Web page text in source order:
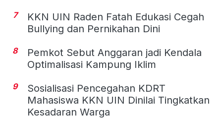
7
KKN UIN Raden Fatah Edukasi Cegah
Bullying dan Pernikahan Dini
8
Pemkot Sebut Anggaran jadi Kendala
Optimalisasi Kampung Iklim
9
Sosialisasi Pencegahan KDRT
Mahasiswa KKN UIN Dinilai Tingkatkan
Kesadaran Warga